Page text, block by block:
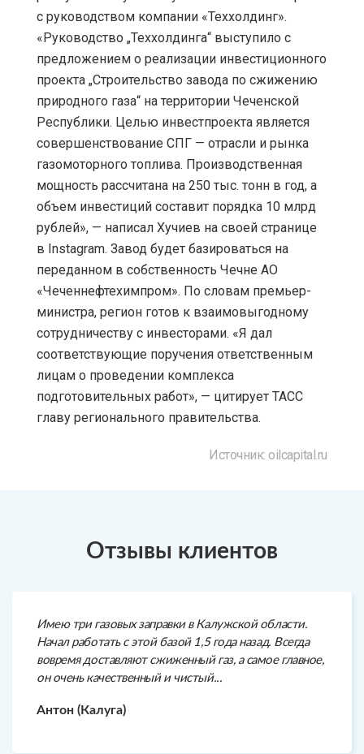
с руководством компании «Теххолдинг».
«Руководство „Теххолдинга“ выступило с
предложением о реализации инвестиционного
проекта „Строительство завода по сжижению
природного газа“ на территории Чеченской
Республики. Целью инвестпроекта является
совершенствование СПГ — отрасли и рынка
газомоторного топлива. Производственная
мощность рассчитана на 250 тыс. тонн в год, а
объем инвестиций составит порядка 10 млрд
рублей», — написал Хучиев на своей странице
в Instagram. Завод будет базироваться на
переданном в собственность Чечне АО
«Чеченнефтехимпром». По словам премьер-
министра, регион готов к взаимовыгодному
сотрудничеству с инвесторами. «Я дал
соответствующие поручения ответственным
лицам о проведении комплекса
подготовительных работ», — цитирует ТАСС
главу регионального правительства.
Источник: oilcapital.ru
Отзывы клиентов
Имею три газовых заправки в Калужской области.
Начал работать с этой базой 1,5 года назад. Всегда
вовремя доставляют сжиженный газ, а самое главное,
он очень качественный и чистый...
Антон (Калуга)